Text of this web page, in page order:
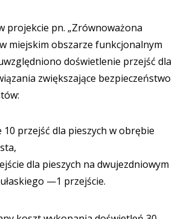
projekcie pn. „Zrównoważona
miejskim obszarze funkcjonalnym
doświetlenie przejść dla
zwiększające bezpieczeństwo
10 przejść dla pieszych w obrębie
dla pieszych na dwujezdniowym
—1 przejście.